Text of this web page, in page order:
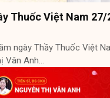
Thuốc Việt Nam 27/
ngày Thầy Thuốc Việt
Vân Anh…